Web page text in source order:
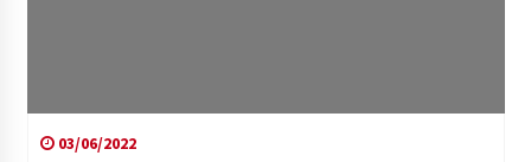
03/06/2022